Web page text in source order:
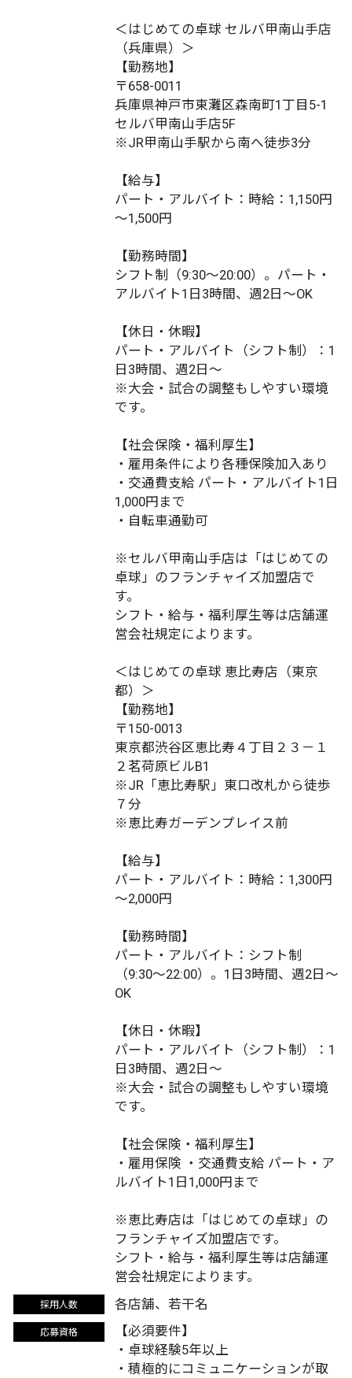
＜はじめての卓球 セルバ甲南山手店
（兵庫県）＞
【勤務地】
〒658-0011
兵庫県神戸市東灘区森南町1丁目5-1
セルバ甲南山手店5F
※JR甲南山手駅から南へ徒歩3分
【給与】
パート・アルバイト：時給：1,150円
～1,500円
【勤務時間】
シフト制（9:30～20:00）。パート・
アルバイト1日3時間、週2日～OK
【休日・休暇】
パート・アルバイト（シフト制）：1
日3時間、週2日～
※大会・試合の調整もしやすい環境
です。
【社会保険・福利厚生】
・雇用条件により各種保険加入あり
・交通費支給 パート・アルバイト1日
1,000円まで
・自転車通勤可
※セルバ甲南山手店は「はじめての
卓球」のフランチャイズ加盟店で
す。
シフト・給与・福利厚生等は店舗運
営会社規定によります。
＜はじめての卓球 恵比寿店（東京
都）＞
【勤務地】
〒150-0013
東京都渋谷区恵比寿４丁目２３－１
２茗荷原ビルB1
※JR「恵比寿駅」東口改札から徒歩
７分
※恵比寿ガーデンプレイス前
【給与】
パート・アルバイト：時給：1,300円
～2,000円
【勤務時間】
パート・アルバイト：シフト制
（9:30～22:00）。1日3時間、週2日～
OK
【休日・休暇】
パート・アルバイト（シフト制）：1
日3時間、週2日～
※大会・試合の調整もしやすい環境
です。
【社会保険・福利厚生】
・雇用保険 ・交通費支給 パート・ア
ルバイト1日1,000円まで
※恵比寿店は「はじめての卓球」の
フランチャイズ加盟店です。
シフト・給与・福利厚生等は店舗運
営会社規定によります。
採用人数 各店舗、若干名
応募資格
【必須要件】
・卓球経験5年以上
・積極的にコミュニケーションが取